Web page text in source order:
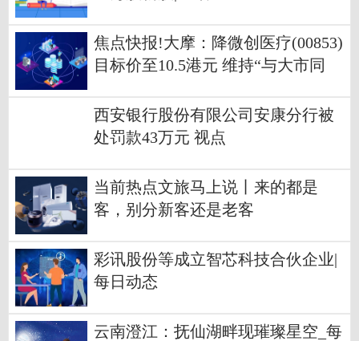
焦点快报!大摩：降微创医疗(00853)
目标价至10.5港元 维持“与大市同
西安银行股份有限公司安康分行被
处罚款43万元 视点
当前热点文旅马上说丨来的都是
客，别分新客还是老客
彩讯股份等成立智芯科技合伙企业|
每日动态
云南澄江：抚仙湖畔现璀璨星空_每